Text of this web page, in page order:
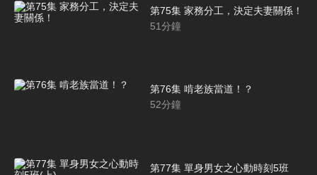
第75集 家務分工，決定夫妻關係！
51分鐘
第76集 啃老族當道！？
52分鐘
第77集 單身男女之心動時刻5班